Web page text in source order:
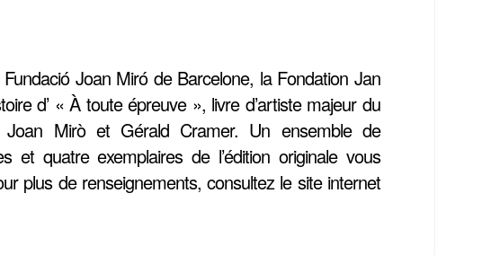
Joan Miró de Barcelone, la Fondation Jan
d’ « À toute épreuve », livre d’artiste majeur du
Mirò et Gérald Cramer. Un ensemble de
et quatre exemplaires de l’édition originale vous
plus de renseignements, consultez le site internet